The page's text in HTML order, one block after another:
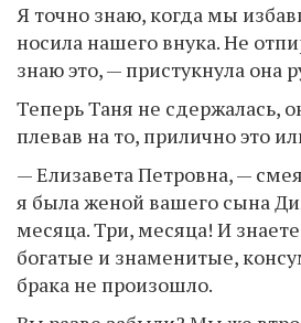
Я точно знаю, когда мы
носила нашего внука. Не
знаю это, — пристукнула она
Теперь Таня не сдержалась,
плевав на то, прилично это
— Елизавета Петровна, —
я была женой вашего сына
месяца. Три, месяца! И
богатые и знаменитые,
брака не произошло.